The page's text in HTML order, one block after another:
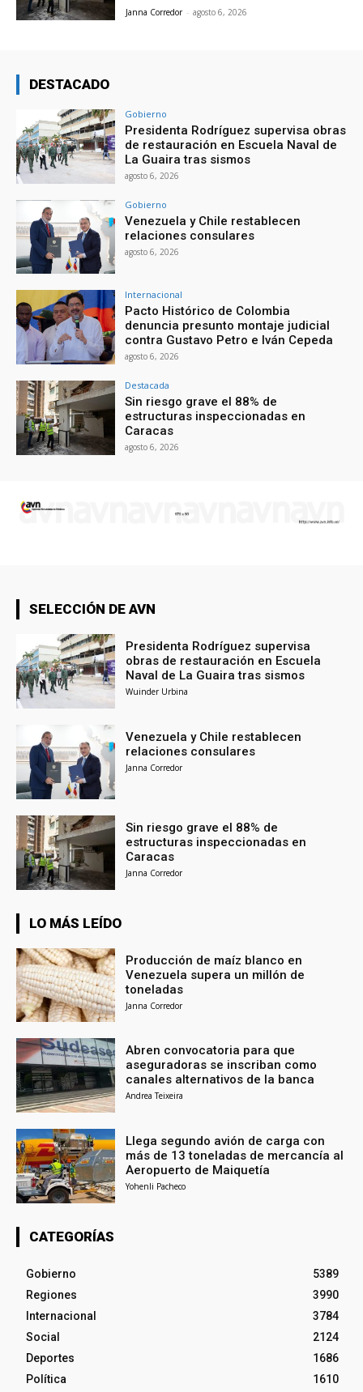
Janna Corredor - agosto 6, 2026
DESTACADO
Gobierno
Presidenta Rodríguez supervisa obras
de restauración en Escuela Naval de
La Guaira tras sismos
agosto 6, 2026
Gobierno
Venezuela y Chile restablecen
relaciones consulares
agosto 6, 2026
Internacional
Pacto Histórico de Colombia
denuncia presunto montaje judicial
contra Gustavo Petro e Iván Cepeda
agosto 6, 2026
Destacada
Sin riesgo grave el 88% de
estructuras inspeccionadas en
Caracas
agosto 6, 2026
SELECCIÓN DE AVN
Presidenta Rodríguez supervisa
obras de restauración en Escuela
Naval de La Guaira tras sismos
Wuinder Urbina
Venezuela y Chile restablecen
relaciones consulares
Janna Corredor
Sin riesgo grave el 88% de
estructuras inspeccionadas en
Caracas
Janna Corredor
LO MÁS LEÍDO
Producción de maíz blanco en
Venezuela supera un millón de
toneladas
Janna Corredor
Abren convocatoria para que
aseguradoras se inscriban como
canales alternativos de la banca
Andrea Teixeira
Llega segundo avión de carga con
más de 13 toneladas de mercancía al
Aeropuerto de Maiquetía
Yohenli Pacheco
CATEGORÍAS
Gobierno
5389
Regiones
3990
Internacional
3784
Social
2124
Deportes
1686
Política
1610